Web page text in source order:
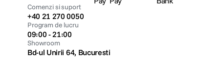
Comenzi si suport
+40 21 270 0050
Program de lucru
09:00 - 21:00
Showroom
Bd-ul Unirii 64, Bucuresti